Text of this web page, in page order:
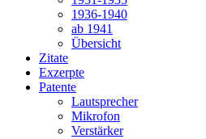
1936-1940
ab 1941
Übersicht
Zitate
Exzerpte
Patente
Lautsprecher
Mikrofon
Verstärker